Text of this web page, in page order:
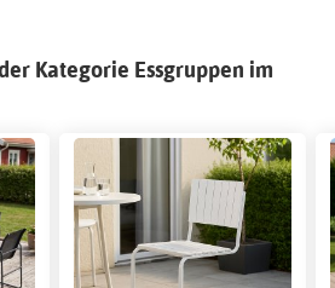
Kategorie Essgruppen im